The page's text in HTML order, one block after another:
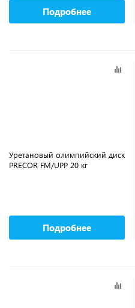
Подробнее
Уретановый олимпийский диск
PRECOR FM/UPP 20 кг
Подробнее